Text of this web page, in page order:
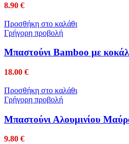
8.90 €
Προσθήκη στο καλάθι
Γρήγορη προβολή
Μπαστούνι Bamboo με
18.00 €
Προσθήκη στο καλάθι
Γρήγορη προβολή
Μπαστούνι Αλουμινίου
9.80 €